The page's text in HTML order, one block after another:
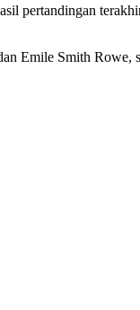
pertandingan
Emile Smith Rowe,